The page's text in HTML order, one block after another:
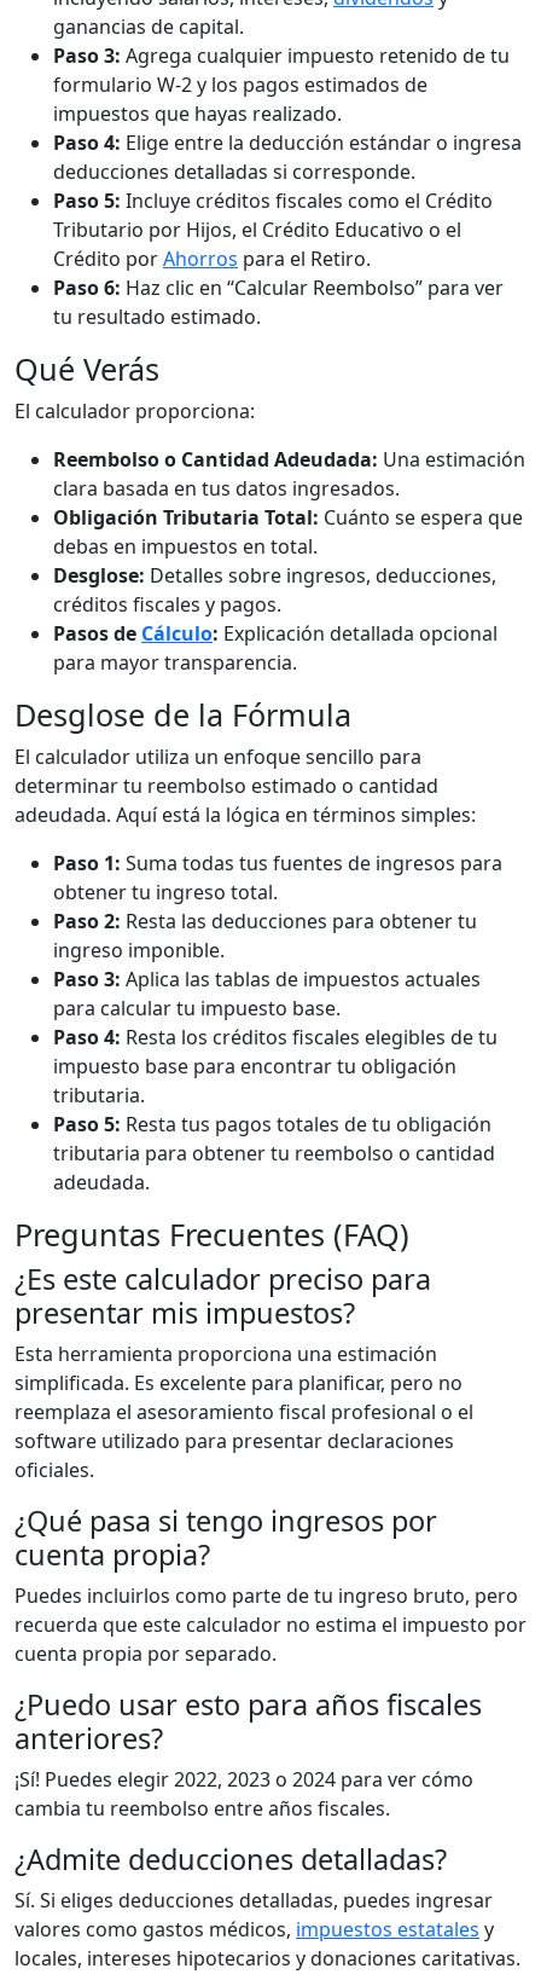
ganancias de capital.
Paso 3: Agrega cualquier impuesto retenido de tu
formulario W-2 y los pagos estimados de
impuestos que hayas realizado.
Paso 4: Elige entre la deducción estándar o ingresa
deducciones detalladas si corresponde.
Paso 5: Incluye créditos fiscales como el Crédito
Tributario por Hijos, el Crédito Educativo o el
Crédito porAhorros para el Retiro.
Paso 6: Haz clic en “Calcular Reembolso” para ver
tu resultado estimado.
Qué Verás
El calculador proporciona:
Reembolso o Cantidad Adeudada: Una estimación
clara basada en tus datos ingresados.
Obligación Tributaria Total: Cuánto se espera que
debas en impuestos en total.
Desglose: Detalles sobre ingresos, deducciones,
créditos fiscales y pagos.
Pasos de Cálculo: Explicación detallada opcional
para mayor transparencia.
Desglose de la Fórmula
El calculador utiliza un enfoque sencillo para
determinar tu reembolso estimado o cantidad
adeudada. Aquí está la lógica en términos simples:
Paso 1: Suma todas tus fuentes de ingresos para
obtener tu ingreso total.
Paso 2: Resta las deducciones para obtener tu
ingreso imponible.
Paso 3: Aplica las tablas de impuestos actuales
para calcular tu impuesto base.
Paso 4: Resta los créditos fiscales elegibles de tu
impuesto base para encontrar tu obligación
tributaria.
Paso 5: Resta tus pagos totales de tu obligación
tributaria para obtener tu reembolso o cantidad
adeudada.
Preguntas Frecuentes (FAQ)
¿Es este calculador preciso para
presentar mis impuestos?
Esta herramienta proporciona una estimación
simplificada. Es excelente para planificar, pero no
reemplaza el asesoramiento fiscal profesional o el
software utilizado para presentar declaraciones
oficiales.
¿Qué pasa si tengo ingresos por
cuenta propia?
Puedes incluirlos como parte de tu ingreso bruto, pero
recuerda que este calculador no estima el impuesto por
cuenta propia por separado.
¿Puedo usar esto para años fiscales
anteriores?
¡Sí! Puedes elegir 2022, 2023 o 2024 para ver cómo
cambia tu reembolso entre años fiscales.
¿Admite deducciones detalladas?
Sí. Si eliges deducciones detalladas, puedes ingresar
valores como gastos médicos, impuestos estatales y
locales, intereses hipotecarios y donaciones caritativas.